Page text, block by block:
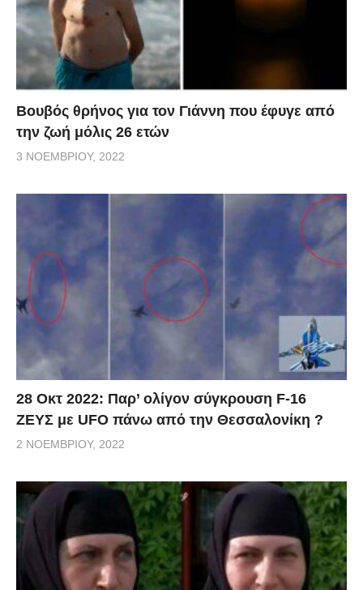
Βουβός θρήνος για τον Γιάννη που έφυγε από
την ζωή μόλις 26 ετών
3 ΝΟΕΜΒΡΊΟΥ, 2022
28 Οκτ 2022: Παρ’ ολίγον σύγκρουση F-16
ΖΕΥΣ με UFO πάνω από την Θεσσαλονίκη ?
2 ΝΟΕΜΒΡΊΟΥ, 2022